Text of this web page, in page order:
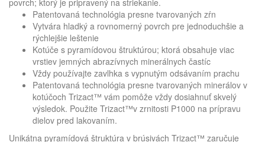
Patentovaná technológia presne tvarovaných zŕn
Vytvára hladký a rovnomerný povrch pre jednoduchšie a
rýchlejšie leštenie
Kotúče s pyramídovou štruktúrou; ktorá obsahuje viac
vrstiev jemných abrazívnych minerálnych častíc
Vždy používajte zavlhka s vypnutým odsávaním prachu
Patentovaná technológia presne tvarovaných minerálov v
kotúčoch Trizact™ vám pomôže vždy dosiahnuť skvelý
výsledok. Použite Trizact™v zrnitosti P1000 na prípravu
dielov pred lakovaním.
Unikátna pyramídová štruktúra v brúsivách Trizact™ zaručuje